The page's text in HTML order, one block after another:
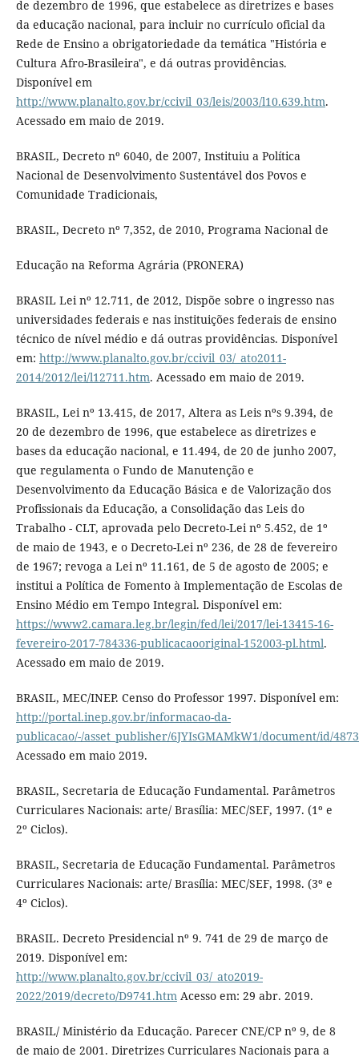
de dezembro de 1996, que estabelece as diretrizes e bases
da educação nacional, para incluir no currículo oficial da
Rede de Ensino a obrigatoriedade da temática "História e
Cultura Afro-Brasileira", e dá outras providências.
Disponível em
http://www.planalto.gov.br/ccivil_03/leis/2003/l10.639.htm.
Acessado em maio de 2019.
BRASIL, Decreto nº 6040, de 2007, Instituiu a Política
Nacional de Desenvolvimento Sustentável dos Povos e
Comunidade Tradicionais,
BRASIL, Decreto nº 7,352, de 2010, Programa Nacional de
Educação na Reforma Agrária (PRONERA)
BRASIL Lei nº 12.711, de 2012, Dispõe sobre o ingresso nas
universidades federais e nas instituições federais de ensino
técnico de nível médio e dá outras providências. Disponível
em: http://www.planalto.gov.br/ccivil_03/_ato2011-
2014/2012/lei/l12711.htm. Acessado em maio de 2019.
BRASIL, Lei nº 13.415, de 2017, Altera as Leis nºs 9.394, de
20 de dezembro de 1996, que estabelece as diretrizes e
bases da educação nacional, e 11.494, de 20 de junho 2007,
que regulamenta o Fundo de Manutenção e
Desenvolvimento da Educação Básica e de Valorização dos
Profissionais da Educação, a Consolidação das Leis do
Trabalho - CLT, aprovada pelo Decreto-Lei nº 5.452, de 1º
de maio de 1943, e o Decreto-Lei nº 236, de 28 de fevereiro
de 1967; revoga a Lei nº 11.161, de 5 de agosto de 2005; e
institui a Política de Fomento à Implementação de Escolas de
Ensino Médio em Tempo Integral. Disponível em:
https://www2.camara.leg.br/legin/fed/lei/2017/lei-13415-16-
fevereiro-2017-784336-publicacaooriginal-152003-pl.html.
Acessado em maio de 2019.
BRASIL, MEC/INEP. Censo do Professor 1997. Disponível em:
http://portal.inep.gov.br/informacao-da-
publicacao/-/asset_publisher/6JYIsGMAMkW1/document/id/
Acessado em maio 2019.
BRASIL, Secretaria de Educação Fundamental. Parâmetros
Curriculares Nacionais: arte/ Brasília: MEC/SEF, 1997. (1º e
2º Ciclos).
BRASIL, Secretaria de Educação Fundamental. Parâmetros
Curriculares Nacionais: arte/ Brasília: MEC/SEF, 1998. (3º e
4º Ciclos).
BRASIL. Decreto Presidencial nº 9. 741 de 29 de março de
2019. Disponível em:
http://www.planalto.gov.br/ccivil_03/_ato2019-
2022/2019/decreto/D9741.htmAcesso em: 29 abr. 2019.
BRASIL/ Ministério da Educação. Parecer CNE/CP nº 9, de 8
de maio de 2001. Diretrizes Curriculares Nacionais para a